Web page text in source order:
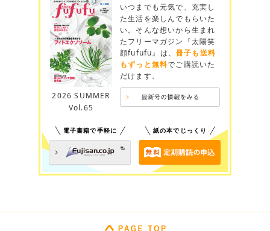
2026 SUMMER
Vol.65
いつまでも元気で、充実し
た生活を楽しんでもらいた
い。そんな想いから生まれ
たフリーマガジン『太陽笑
顔fufufu』は、 冊子も送料
もずっと無料でご購読いた
だけます。
電子書籍で手軽に 紙の本でじっくり